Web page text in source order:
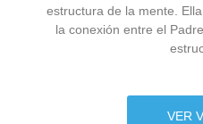
estructura de la mente.
la conexión entre el
VER